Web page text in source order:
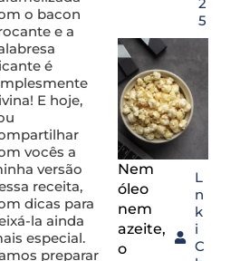
o bacon
e a
é
E hoje,
vocês a
versão
receita,
dicas para
la ainda
especial.
preparar
5
Nem
óleo
nem
azeite,
o
L
n
k
i
C